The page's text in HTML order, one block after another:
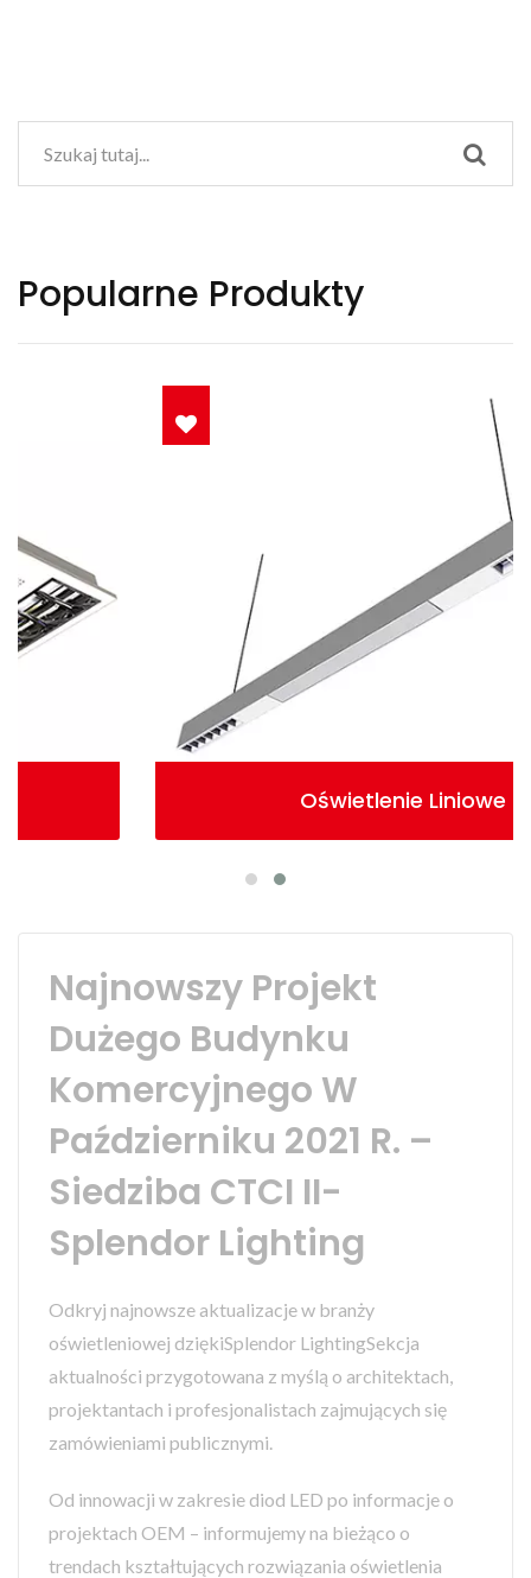
Popularne Produkty
Oświetlenie Liniowe
Najnowszy Projekt
Dużego Budynku
Komercyjnego W
Październiku 2021 R. –
Siedziba CTCI II-
Splendor Lighting
Odkryj najnowsze aktualizacje w branży
oświetleniowej dziękiSplendor LightingSekcja
aktualności przygotowana z myślą o architektach,
projektantach i profesjonalistach zajmujących się
zamówieniami publicznymi.
Od innowacji w zakresie diod LED po informacje o
projektach OEM – informujemy na bieżąco o
trendach kształtujących rozwiązania oświetlenia